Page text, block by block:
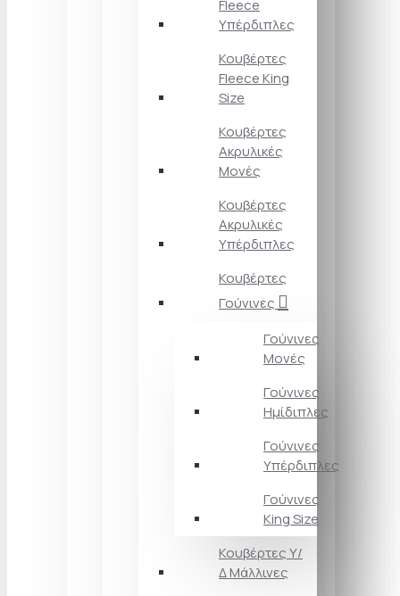
Fleece
Υπέρδιπλες
Κουβέρτες
Fleece King
Size
Κουβέρτες
Ακρυλικές
Μονές
Κουβέρτες
Ακρυλικές
Υπέρδιπλες
Κουβέρτες
Γούνινες
Γούνινες
Μονές
Γούνινες
Ημίδιπλες
Γούνινες
Υπέρδιπλες
Γούνινες
King Size
Κουβέρτες Υ/
Δ Μάλλινες